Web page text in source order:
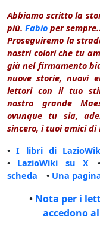
Abbiamo scritto la
più. Fabio per
Proseguiremo la
nostri colori che tu
già nel firmamento
nuove storie, nuovi
lettori con il tuo
nostro grande
ovunque tu sia,
sincero, i tuoi amici di
•I libri di
• LazioWiki su X
scheda • Una
• Nota per i
accedono